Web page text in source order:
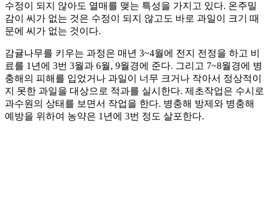
수정이 되지 않아도 열매를 맺는 특성을 가지고 있다. 온주밀
감이 씨가 없는 것은 수정이 되지 않고도 바로 과일이 크기 때
문에 씨가 없는 것이다.
감귤나무를 키우는 과정은 매년 3~4월에 전지 전정을 하고 비
료를 1년에 3번 3월과 6월, 9월경에 준다. 그리고 7~8월경에 병
충해의 피해를 입었거나 과일이 너무 크거나 작아서 정상적이
지 못한 과일을 대상으로 적과를 실시한다. 제초작업은 수시로
과수원의 상태를 보면서 작업을 한다. 병충해 방제와 병충해
예방을 위하여 농약은 1년에 3번 정도 살포한다.